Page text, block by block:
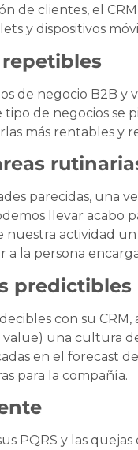
de clientes, el
y dispositivos
de negocio B2B
de negocios
más rentables y
parecidas, una
llevar acabo
nuestra actividad un
la persona
predictibles
con su
una cultura
en el forecast
para la compañía.
PQRS y las